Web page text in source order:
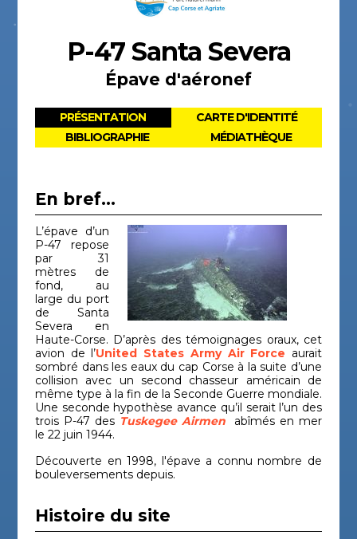
P-47 Santa Severa
Épave d'aéronef
PRÉSENTATION
CARTE D'IDENTITÉ
BIBLIOGRAPHIE
MÉDIATHÈQUE
En bref...
L’épave d’un
P-47 repose
par 31
mètres de
fond, au
large du port
de Santa
Severa en
Haute-Corse. D’après des témoignages oraux, cet
avion de l’United States Army Air Force aurait
sombré dans les eaux du cap Corse à la suite d’une
collision avec un second chasseur américain de
même type à la fin de la Seconde Guerre mondiale.
Une seconde hypothèse avance qu’il serait l’un des
trois P-47 des Tuskegee Airmenabîmés en mer
le 22 juin 1944.
Découverte en 1998, l'épave a connu nombre de
bouleversements depuis.
Histoire du site